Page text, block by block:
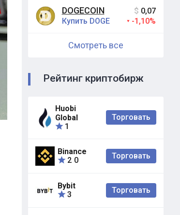
DOGECOIN
Купить DOGE
$ 0,07
-1,10%
Смотреть все
Рейтинг криптобирж
Huobi
Global
1
Торговать
Binance
2 0 Торговать
Bybit
3
Торговать